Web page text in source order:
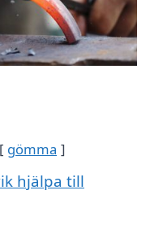
gömma
hjälpa till